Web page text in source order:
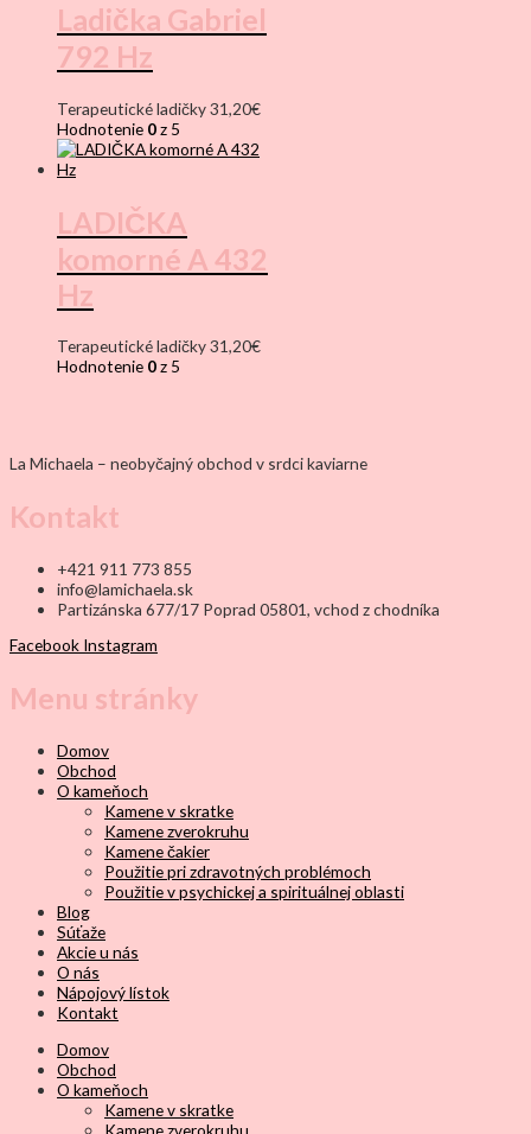
Ladička Gabriel
792 Hz
Terapeutické ladičky31,20€
Hodnotenie 0z 5
LADIČKA
komorné A 432
Hz
Terapeutické ladičky31,20€
Hodnotenie 0z 5
La Michaela – neobyčajný obchod v srdci kaviarne
Kontakt
+421 911 773 855
info@lamichaela.sk
Partizánska 677/17 Poprad 05801, vchod z chodníka
Facebook Instagram
Menu stránky
Domov
Obchod
O kameňoch
Kamene v skratke
Kamene zverokruhu
Kamene čakier
Použitie pri zdravotných problémoch
Použitie v psychickej a spirituálnej oblasti
Blog
Súťaže
Akcie u nás
O nás
Nápojový lístok
Kontakt
Domov
Obchod
O kameňoch
Kamene v skratke
Kamene zverokruhu